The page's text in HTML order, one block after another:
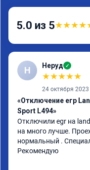
5.0 из 5★★★★
Н Неруд ✓
★★★★★
24 октября 2023
«Отключение егр
Sport L494»
Отключили egr на
на много лучше.
нормальный .
Рекомендую